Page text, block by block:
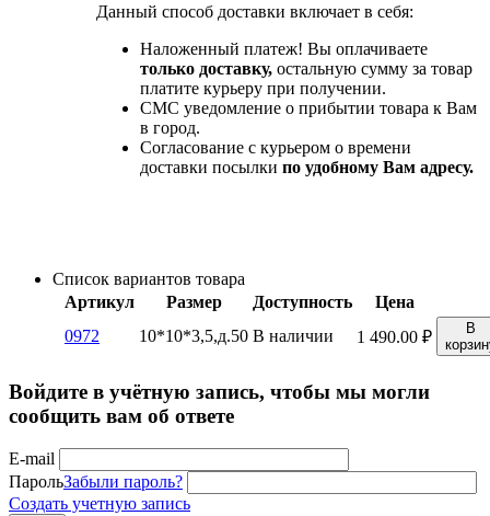
Данный способ доставки включает в себя:
Наложенный платеж! Вы оплачиваете
только доставку, остальную сумму за товар
платите курьеру при получении.
СМС уведомление о прибытии товара к Вам
в город.
Согласование с курьером о времени
доставки посылки по удобному Вам адресу.
Список вариантов товара
Артикул
Размер Доступность
Цена
0972
10*10*3,5,д.50 В наличии 1 490.00 ₽
В
Войдите в учётную запись, чтобы мы могли
сообщить вам об ответе
E-mail
ПарольЗабыли пароль?
Создать учетную запись